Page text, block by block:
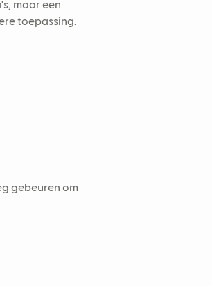
maar een
toepassing.
gebeuren om